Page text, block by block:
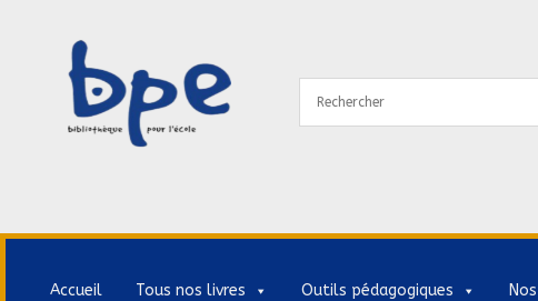
Accueil Tous nos livres Outils pédagogiques